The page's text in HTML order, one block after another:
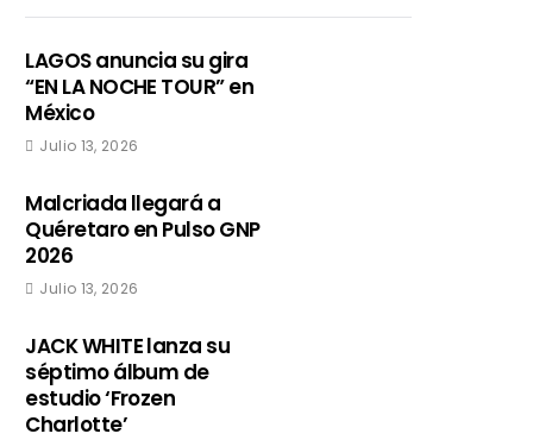
LAGOS anuncia su gira
“EN LA NOCHE TOUR” en
México
Julio 13, 2026
Malcriada llegará a
Quéretaro en Pulso GNP
2026
Julio 13, 2026
JACK WHITE lanza su
séptimo álbum de
estudio ‘Frozen
Charlotte’